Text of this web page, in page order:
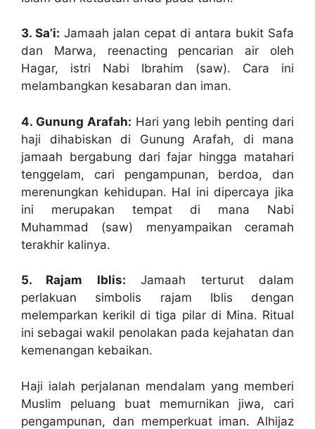
3. Sa’i: Jamaah jalan cepat di antara bukit Safa
dan Marwa, reenacting pencarian air oleh
Hagar, istri Nabi Ibrahim (saw). Cara ini
melambangkan kesabaran dan iman.
4. Gunung Arafah: Hari yang lebih penting dari
haji dihabiskan di Gunung Arafah, di mana
jamaah bergabung dari fajar hingga matahari
tenggelam, cari pengampunan, berdoa, dan
merenungkan kehidupan. Hal ini dipercaya jika
ini merupakan tempat di mana Nabi
Muhammad (saw) menyampaikan ceramah
terakhir kalinya.
5. Rajam Iblis: Jamaah terturut dalam
perlakuan simbolis rajam Iblis dengan
melemparkan kerikil di tiga pilar di Mina. Ritual
ini sebagai wakil penolakan pada kejahatan dan
kemenangan kebaikan.
Haji ialah perjalanan mendalam yang memberi
Muslim peluang buat memurnikan jiwa, cari
pengampunan, dan memperkuat iman. Alhijaz